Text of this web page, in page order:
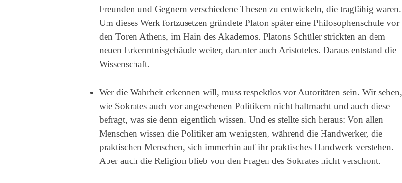
Freunden und Gegnern verschiedene Thesen zu entwickeln, die tragfähig waren.
Um dieses Werk fortzusetzen gründete Platon später eine Philosophenschule vor
den Toren Athens, im Hain des Akademos. Platons Schüler strickten an dem
neuen Erkenntnisgebäude weiter, darunter auch Aristoteles. Daraus entstand die
Wissenschaft.
Wer die Wahrheit erkennen will, muss respektlos vor Autoritäten sein. Wir sehen,
wie Sokrates auch vor angesehenen Politikern nicht haltmacht und auch diese
befragt, was sie denn eigentlich wissen. Und es stellte sich heraus: Von allen
Menschen wissen die Politiker am wenigsten, während die Handwerker, die
praktischen Menschen, sich immerhin auf ihr praktisches Handwerk verstehen.
Aber auch die Religion blieb von den Fragen des Sokrates nicht verschont.